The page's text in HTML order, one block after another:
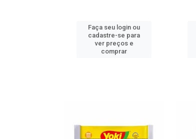
Faça seu login ou
cadastre-se para
ver preços e
comprar